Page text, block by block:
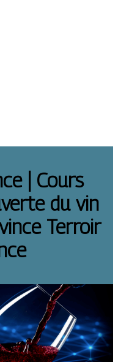
| Cours
du vin
Terroir